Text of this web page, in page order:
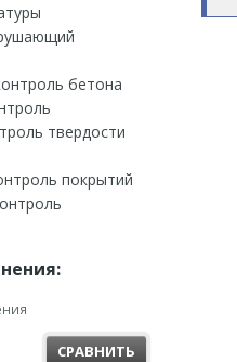
бетона
твердости
покрытий
СРАВНИТЬ